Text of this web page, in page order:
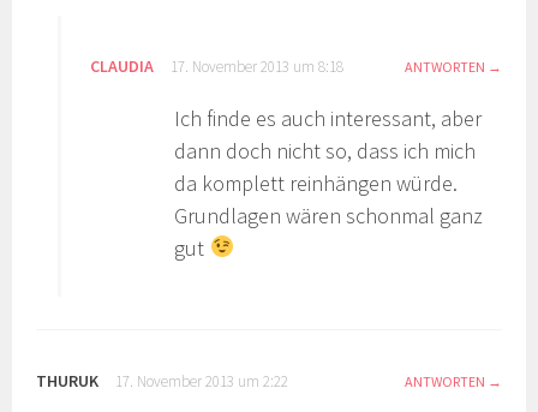
CLAUDIA 17. November 2013 um 8:18 ANTWORTEN
Ich finde es auch interessant, aber
dann doch nicht so, dass ich mich
da komplett reinhängen würde.
Grundlagen wären schonmal ganz
gut
THURUK 17. November 2013 um 2:22 ANTWORTEN